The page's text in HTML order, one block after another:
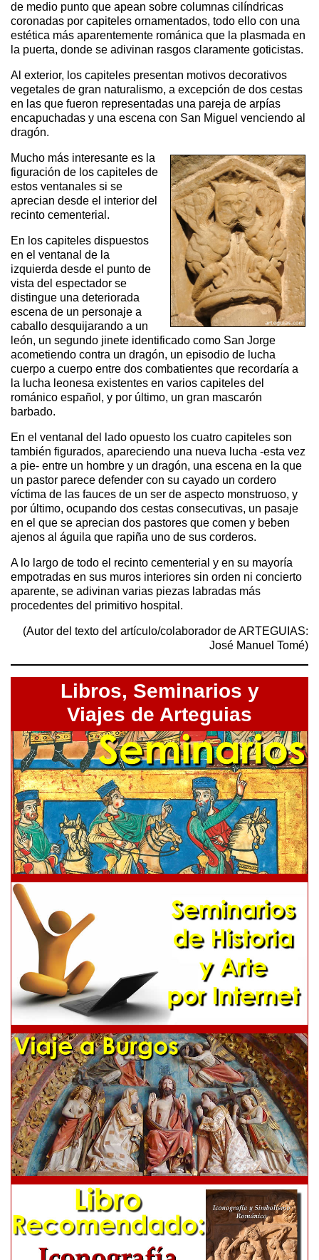
de medio punto que apean sobre columnas cilíndricas
coronadas por capiteles ornamentados, todo ello con una
estética más aparentemente románica que la plasmada en
la puerta, donde se adivinan rasgos claramente goticistas.
Al exterior, los capiteles presentan motivos decorativos
vegetales de gran naturalismo, a excepción de dos cestas
en las que fueron representadas una pareja de arpías
encapuchadas y una escena con San Miguel venciendo al
dragón.
Mucho más interesante es la
figuración de los capiteles de
estos ventanales si se
aprecian desde el interior del
recinto cementerial.
En los capiteles dispuestos
en el ventanal de la
izquierda desde el punto de
vista del espectador se
distingue una deteriorada
escena de un personaje a
caballo desquijarando a un
león, un segundo jinete identificado como San Jorge
acometiendo contra un dragón, un episodio de lucha
cuerpo a cuerpo entre dos combatientes que recordaría a
la lucha leonesa existentes en varios capiteles del
románico español, y por último, un gran mascarón
barbado.
En el ventanal del lado opuesto los cuatro capiteles son
también figurados, apareciendo una nueva lucha -esta vez
a pie- entre un hombre y un dragón, una escena en la que
un pastor parece defender con su cayado un cordero
víctima de las fauces de un ser de aspecto monstruoso, y
por último, ocupando dos cestas consecutivas, un pasaje
en el que se aprecian dos pastores que comen y beben
ajenos al águila que rapiña uno de sus corderos.
A lo largo de todo el recinto cementerial y en su mayoría
empotradas en sus muros interiores sin orden ni concierto
aparente, se adivinan varias piezas labradas más
procedentes del primitivo hospital.
(Autor del texto del artículo/colaborador de ARTEGUIAS:
José Manuel Tomé)
Libros, Seminarios y
Viajes de Arteguias